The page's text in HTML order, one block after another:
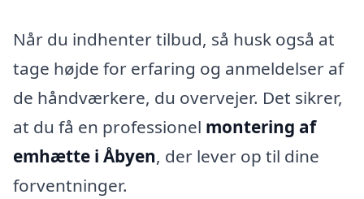
Når du indhenter tilbud, så husk også at
tage højde for erfaring og anmeldelser af
de håndværkere, du overvejer. Det sikrer,
at du få en professionel montering af
emhætte i Åbyen, der lever op til dine
forventninger.